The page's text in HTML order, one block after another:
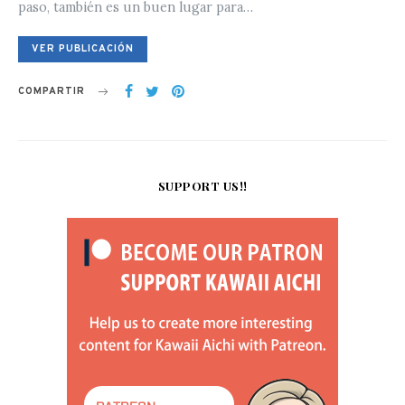
paso, también es un buen lugar para…
VER PUBLICACIÓN
COMPARTIR
SUPPORT US!!